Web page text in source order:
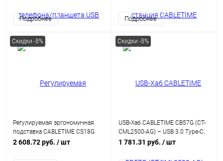
подставкой для iPad Pro и
ноутбука
Подробнее
скоростью 10 Гбит/с
Подробнее
Скидки -5%
Регулируемая эргономичная
подставка CABLETIME CS18G
(CT-LS08-AG) – складная,
2 608.72 руб. / шт
Скидки -5%
USB-Хаб CABLETIME CB57G (CT-
CML2500-AG) – USB 3.0 Type-C,
2.5G RJ45 для ноутбуков
1 781.31 руб. / шт